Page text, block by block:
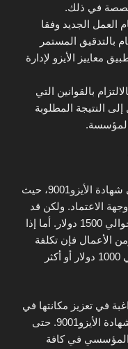
في ذلك.
الجديد وفقا
بالتدقيق المستمر
معاييز الأيزو لإدارة
بالقوانين التي
النتيجة المطلوبة
لا يوجد سعر ثابت ومحدد للحصول على شهادة الأيزو9001، حيث
الاعتماد. ولكن قد
يقَدرسعرالشهادة للشركات الصغيرة بحوالي 1500 دولار. أما إذا
الأعمال فإن تكلفة
الحصول على شهادة الأيزو يقدر بحوالي 1000 دولار أو أكثر
في تعزيز مكانتها في
السوق الدولية أن تتجه للحصول على شهادة الأيزو9001. حتى
المؤسسي في كافة